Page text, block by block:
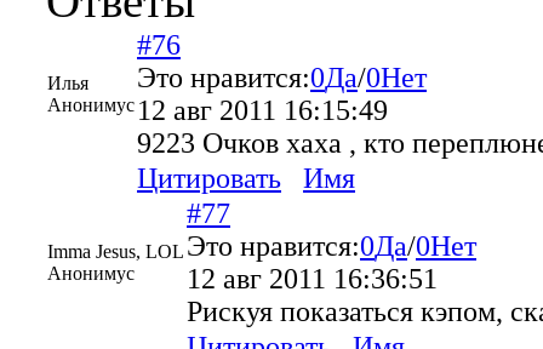
Илья
Анонимус
#76
Это нравится:0Да/0Нет
12 авг 2011 16:15:49
9223 Очков хаха , кто
Цитировать
Имя
Imma Jesus, LOL
Анонимус
#77
Это нравится:0Да/0Нет
12 авг 2011 16:36:51
Рискуя показаться кэпом,